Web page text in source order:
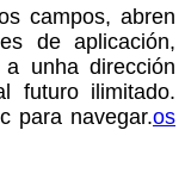
campos, abren
de aplicación,
unha dirección
futuro ilimitado.
para navegar.os